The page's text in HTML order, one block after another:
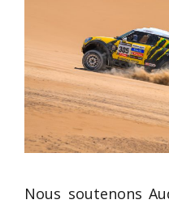
Nous soutenons